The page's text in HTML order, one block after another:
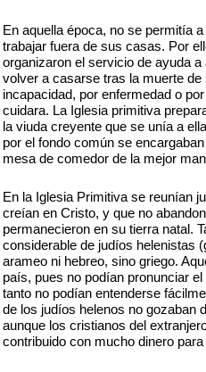
En aquella época, no se permitía
trabajar fuera de sus casas. Por
organizaron el servicio de ayuda
volver a casarse tras la muerte
incapacidad, por enfermedad o
cuidara. La Iglesia primitiva
la viuda creyente que se unía a
por el fondo común se
mesa de comedor de la mejor
En la Iglesia Primitiva se reunían
creían en Cristo, y que no
permanecieron en su tierra natal.
considerable de judíos helenistas
arameo ni hebreo, sino griego.
país, pues no podían pronunciar
tanto no podían entenderse
de los judíos helenos no gozaban
aunque los cristianos del
contribuido con mucho dinero